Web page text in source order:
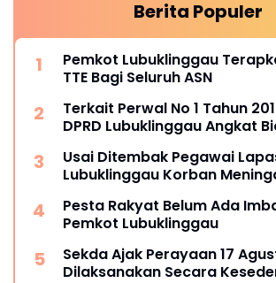
Berita Populer
Pemkot Lubuklinggau
TTE Bagi Seluruh ASN
Terkait Perwal No 1 Tahun
DPRD Lubuklinggau Angkat
Usai Ditembak Pegawai
Lubuklinggau Korban
Pesta Rakyat Belum Ada
Pemkot Lubuklinggau
Sekda Ajak Perayaan 17
Dilaksanakan Secara